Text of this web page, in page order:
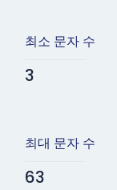
최소 문자 수
3
최대 문자 수
63